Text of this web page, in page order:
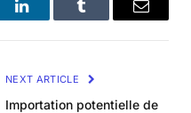
LinkedInTumblr Email
NEXT ARTICLE
Importation potentielle de